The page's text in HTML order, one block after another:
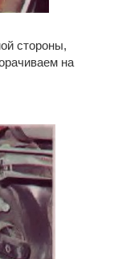
стороны,
на